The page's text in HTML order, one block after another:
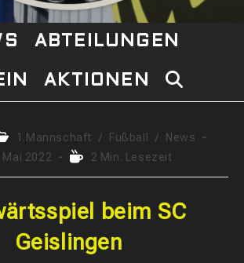
ABTEILUNGEN
AKTIONEN WEBSITE-
1.Mannschaft / Fußball /
News
Mai 2022 Lesedauer:
2 Min. Lesezeit
beim SC
Geislingen